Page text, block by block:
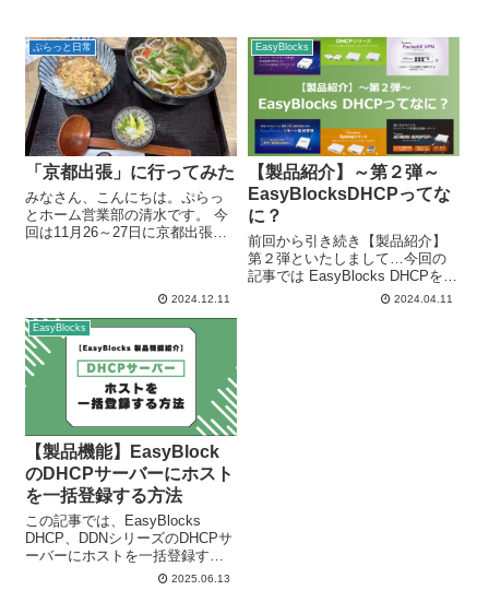
ぷらっと日常
「京都出張」に行ってみた
みなさん、こんにちは。ぷらっ
とホーム営業部の清水です。 今
回は11月26～27日に京都出張に
だったため、前日夕方に移動し
前泊することに。京都駅で、...
2024.12.11
EasyBlocks
【製品紹介】～第２弾～
EasyBlocksDHCPってな
に？
前回から引き続き【製品紹介】
第２弾といたしまして…今回の
記事では EasyBlocks DHCPをあ
まり知らないという方に向け
2024.04.11
EasyBlocks
【製品機能】EasyBlock
のDHCPサーバーにホスト
を一括登録する方法
この記事では、EasyBlocks
DHCP、DDNシリーズのDHCPサ
ーバーにホストを一括登録する
方法について紹介していきま
2025.06.13